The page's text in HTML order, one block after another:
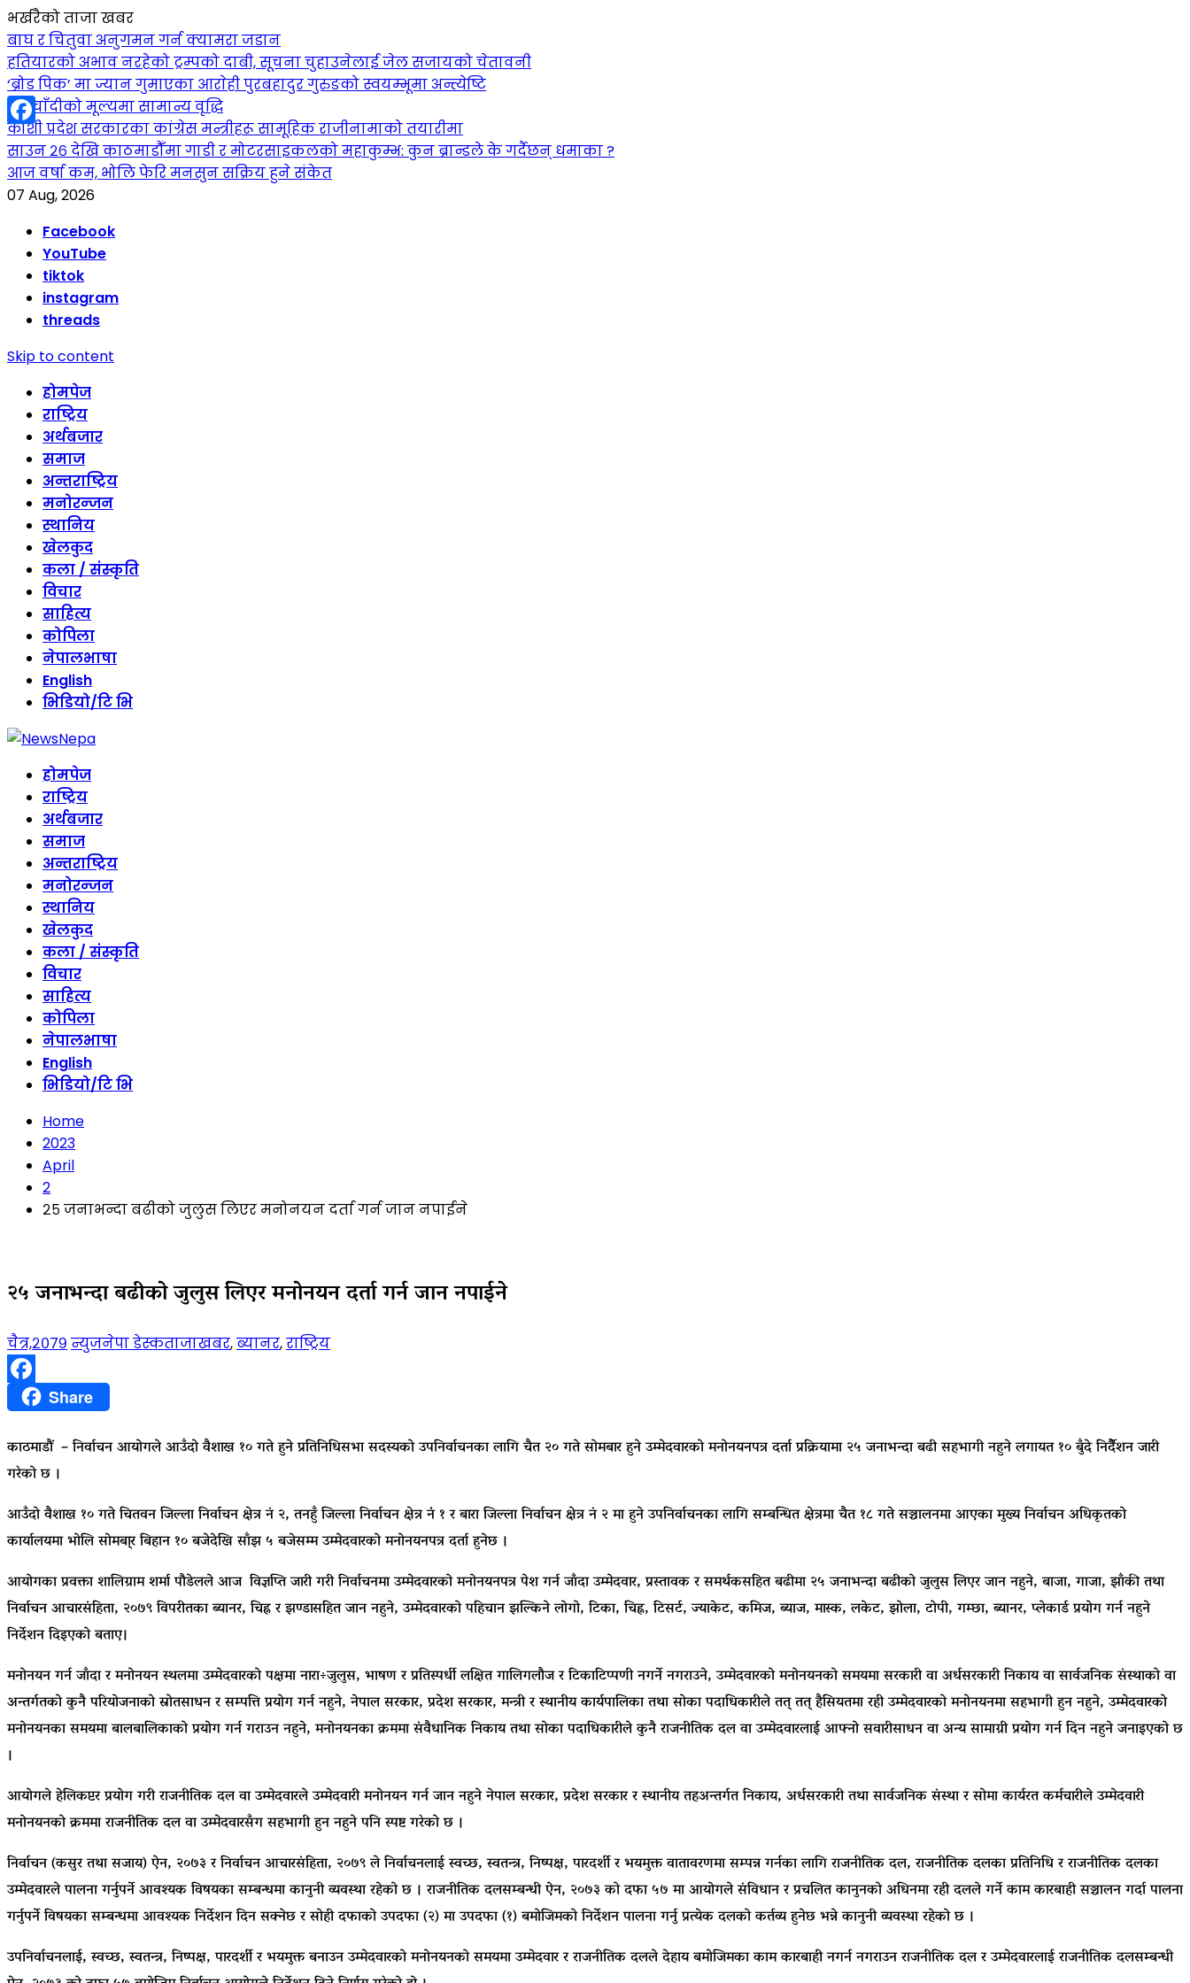
भर्खरैको ताजा खबर
बाघ र चितुवा अनुगमन गर्न क्यामरा जडान
हतियारको अभाव नरहेको ट्रम्पको दाबी, सूचना चुहाउनेलाई जेल सजायको चेतावनी
‘ब्रोड पिक’ मा ज्यान गुमाएका आराेही पुरबहादुर गुरुङको स्वयम्भूमा अन्त्येष्टि
सुनचाँदीको मूल्यमा सामान्य वृद्धि
कोशी प्रदेश सरकारका कांग्रेस मन्त्रीहरू सामूहिक राजीनामाको तयारीमा
साउन २६ देखि काठमाडौँमा गाडी र मोटरसाइकलको महाकुम्भ: कुन ब्रान्डले के गर्दैछन् धमाका ?
आज वर्षा कम, भोलि फेरि मनसुन सक्रिय हुने संकेत
07 Aug, 2026
Facebook
YouTube
tiktok
instagram
threads
Skip to content
होमपेज
राष्ट्रिय
अर्थबजार
समाज
अन्तराष्ट्रिय
मनोरन्जन
स्थानिय
खेलकुद
कला / संस्कृति
विचार
साहित्य
कोपिला
नेपालभाषा
English
भिडियो/टि भि
होमपेज
राष्ट्रिय
अर्थबजार
समाज
अन्तराष्ट्रिय
मनोरन्जन
स्थानिय
खेलकुद
कला / संस्कृति
विचार
साहित्य
कोपिला
नेपालभाषा
English
भिडियो/टि भि
Home
2023
April
2
२५ जनाभन्दा बढीको जुलुस लिएर मनोनयन दर्ता गर्न जान नपाईने
२५ जनाभन्दा बढीको जुलुस लिएर मनोनयन दर्ता गर्न जान नपाईने
चैत्र,२०७९ न्युजनेपा डेस्कताजाखबर,ब्यानर,राष्ट्रिय
FacebookShare
काठमाडौं – निर्वाचन आयोगले आउँदाे वैशाख १० गते हुने प्रतिनिधिसभा सदस्यको उपनिर्वाचनका लागि चैत २० गते सोमबार हुने उम्मेदवारको मनोनयनपत्र दर्ता प्रक्रियामा २५ जनाभन्दा बढी सहभागी नहुने लगायत १० बुँदे निर्दैेशन जारी
गरेको छ ।
आउँदाे वैशाख १० गते चितवन जिल्ला निर्वाचन क्षेत्र नं २, तनहुँ जिल्ला निर्वाचन क्षेत्र नंं १ र बारा जिल्ला निर्वाचन क्षेत्र नं २ मा हुने उपनिर्वाचनका लागि सम्बन्धित क्षेत्रमा चैत १८ गते सञ्चालनमा आएका मुख्य निर्वाचन अधिकृतको
कार्यालयमा भोलि साेमबा्र बिहान १० बजेदेखि साँझ ५ बजेसम्म उम्मेदवारको मनोनयनपत्र दर्ता हुनेछ ।
आयोगका प्रवक्ता शालिग्राम शर्मा पौडेलले आज विज्ञप्ति जारी गरी निर्वाचनमा उम्मेदवारको मनोनयनपत्र पेश गर्न जाँदा उम्मेदवार, प्रस्तावक र समर्थकसहित बढीमा २५ जनाभन्दा बढीको जुलुस लिएर जान नहुने, बाजा, गाजा, झाँकी तथा
निर्वाचन आचारसंहिता, २०७९ विपरीतका ब्यानर, चिह्न र झण्डासहित जान नहुने, उम्मेदवारको पहिचान झल्किने लोगो, टिका, चिह्न, टिसर्ट, ज्याकेट, कमिज, ब्याज, मास्क, लकेट, झोला, टोपी, गम्छा, ब्यानर, प्लेकार्ड प्रयोग गर्न नहुने
निर्देशन दिइएको बताए।
मनोनयन गर्न जाँदा र मनोनयन स्थलमा उम्मेदवारको पक्षमा नारा÷जुलुस, भाषण र प्रतिस्पर्धी लक्षित गालिगलौज र टिकाटिप्पणी नगर्ने नगराउने, उम्मेदवारको मनोनयनको समयमा सरकारी वा अर्धसरकारी निकाय वा सार्वजनिक संस्थाको वा
अन्तर्गतको कुनै परियोजनाको स्रोतसाधन र सम्पत्ति प्रयोग गर्न नहुने, नेपाल सरकार, प्रदेश सरकार, मन्त्री र स्थानीय कार्यपालिका तथा सोका पदाधिकारीले तत् तत् हैसियतमा रही उम्मेदवारको मनोनयनमा सहभागी हुन नहुने, उम्मेदवारको
मनोनयनका समयमा बालबालिकाको प्रयोग गर्न गराउन नहुने, मनोनयनका क्रममा संवैधानिक निकाय तथा सोका पदाधिकारीले कुनै राजनीतिक दल वा उम्मेदवारलाई आफ्नो सवारीसाधन वा अन्य सामाग्री प्रयोग गर्न दिन नहुने जनाइएको छ
।
आयोगले हेलिकप्टर प्रयोग गरी राजनीतिक दल वा उम्मेदवारले उम्मेदवारी मनोनयन गर्न जान नहुने नेपाल सरकार, प्रदेश सरकार र स्थानीय तहअन्तर्गत निकाय, अर्धसरकारी तथा सार्वजनिक संस्था र सोमा कार्यरत कर्मचारीले उम्मेदवारी
मनोनयनको क्रममा राजनीतिक दल वा उम्मेदवारसँग सहभागी हुन नहुने पनि स्पष्ट गरेको छ ।
निर्वाचन (कसुर तथा सजाय) ऐन, २०७३ र निर्वाचन आचारसंहिता, २०७९ ले निर्वाचनलाई स्वच्छ, स्वतन्त्र, निष्पक्ष, पारदर्शी र भयमुक्त वातावरणमा सम्पन्न गर्नका लागि राजनीतिक दल, राजनीतिक दलका प्रतिनिधि र राजनीतिक दलका
उम्मेदवारले पालना गर्नुपर्ने आवश्यक विषयका सम्बन्धमा कानुनी व्यवस्था रहेको छ । राजनीतिक दलसम्बन्धी ऐन, २०७३ को दफा ५७ मा आयोगले संविधान र प्रचलित कानुनको अधिनमा रही दलले गर्ने काम कारबाही सञ्चालन गर्दा पालना
गर्नुपर्ने विषयका सम्बन्धमा आवश्यक निर्देशन दिन सक्नेछ र सोही दफाको उपदफा (२) मा उपदफा (१) बमोजिमको निर्देशन पालना गर्नु प्रत्येक दलको कर्तव्य हुनेछ भन्ने कानुनी व्यवस्था रहेको छ ।
उपनिर्वाचनलाई, स्वच्छ, स्वतन्त्र, निष्पक्ष, पारदर्शी र भयमुक्त बनाउन उम्मेदवारको मनोनयनको समयमा उम्मेदवार र राजनीतिक दलले देहाय बमोजिमका काम कारबाही नगर्न नगराउन राजनीतिक दल र उम्मेदवारलाई राजनीतिक दलसम्बन्धी
Facebook